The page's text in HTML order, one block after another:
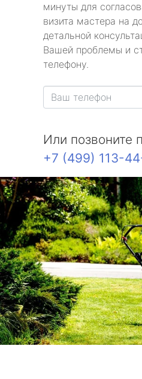
минуты для
визита мастера на
детальной
Вашей проблемы и
телефону.
Или позвоните
+7 (499) 113-